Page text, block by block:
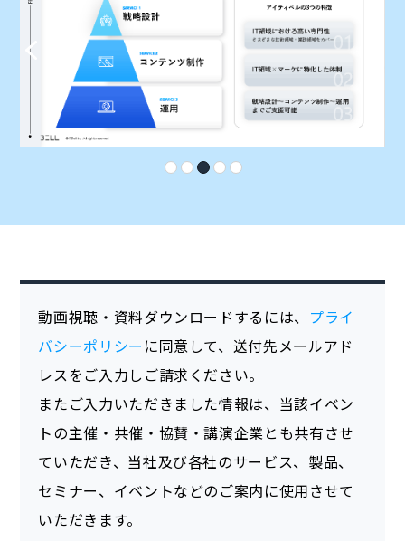
動画視聴・資料ダウンロードするには、 プライ
バシーポリシー に同意して、送付先メールアド
レスをご入力しご請求ください。
またご入力いただきました情報は、当該イベン
トの主催・共催・協賛・講演企業とも共有させ
ていただき、当社及び各社のサービス、製品、
セミナー、イベントなどのご案内に使用させて
いただきます。